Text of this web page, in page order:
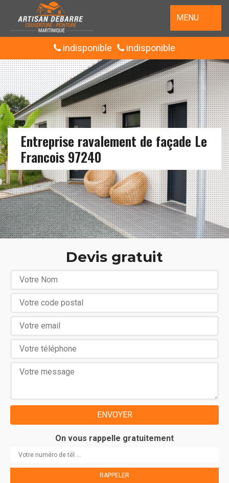
MENU
indisponible indisponible
Entreprise ravalement de façade Le
Francois 97240
Devis gratuit
On vous rappelle gratuitement